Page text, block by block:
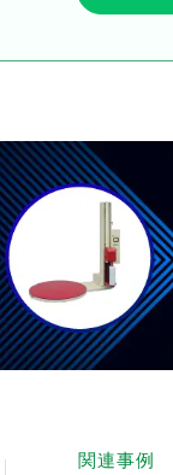
関連事例